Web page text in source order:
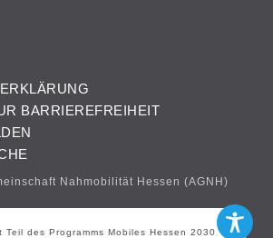
BARRIEREFREIHEIT
Nahmobilität Hessen (AGNH)
Teil des Programms Mobiles Hessen 2030